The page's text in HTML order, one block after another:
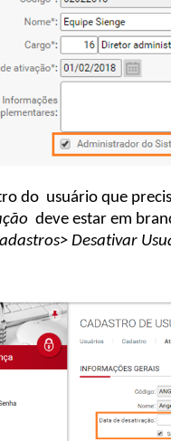
do usuário que
deve estar em
Desativar